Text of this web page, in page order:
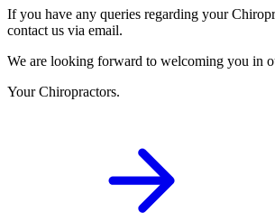
If you have any queries regarding your
contact us via email.
We are looking forward to welcoming you in
Your Chiropractors.